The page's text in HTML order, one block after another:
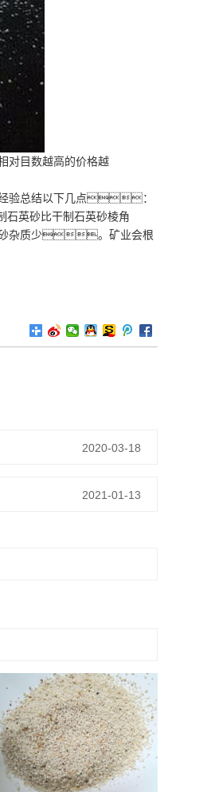
目数越高的价格越
验总结以下几点：
英砂比干制石英砂棱角
杂质少。矿业会根
2020-03-18
2021-01-13